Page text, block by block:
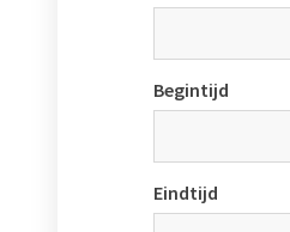
Begintijd
Eindtijd